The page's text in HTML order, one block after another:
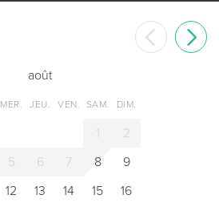
août
MER. JEU. VEN. SAM. DIM.
1
2
5 6 7 8
9
12 13 14 15 16